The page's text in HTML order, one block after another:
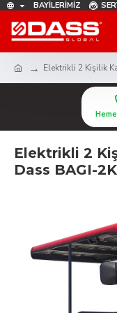
BAYILERIMIZ
Elektrikli 2 Kişilik
Elektrikli 2
Dass BAGI-2K